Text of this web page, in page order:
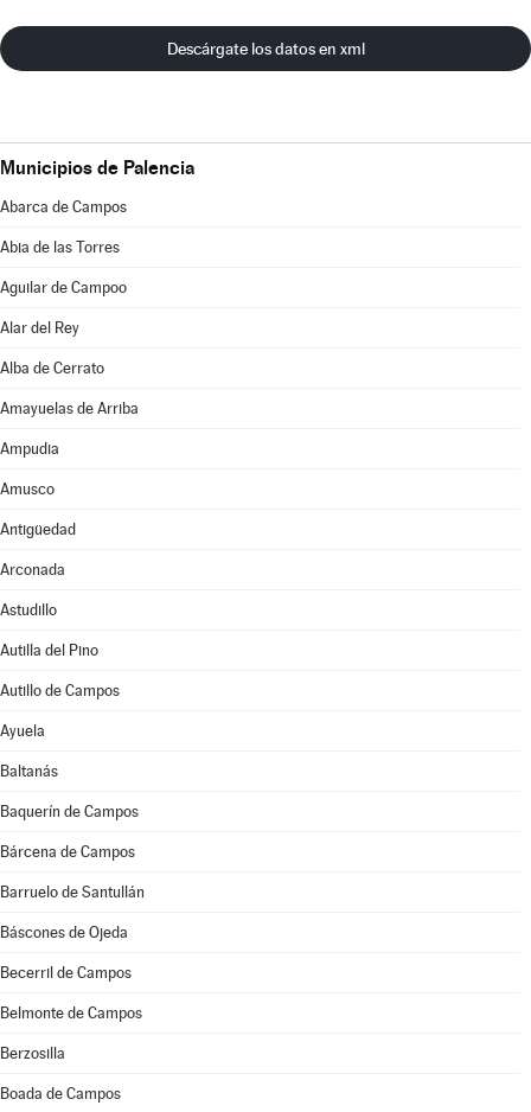
Descárgate los datos en xml
Municipios de Palencia
Abarca de Campos
Abia de las Torres
Aguilar de Campoo
Alar del Rey
Alba de Cerrato
Amayuelas de Arriba
Ampudia
Amusco
Antigüedad
Arconada
Astudillo
Autilla del Pino
Autillo de Campos
Ayuela
Baltanás
Baquerín de Campos
Bárcena de Campos
Barruelo de Santullán
Báscones de Ojeda
Becerril de Campos
Belmonte de Campos
Berzosilla
Boada de Campos